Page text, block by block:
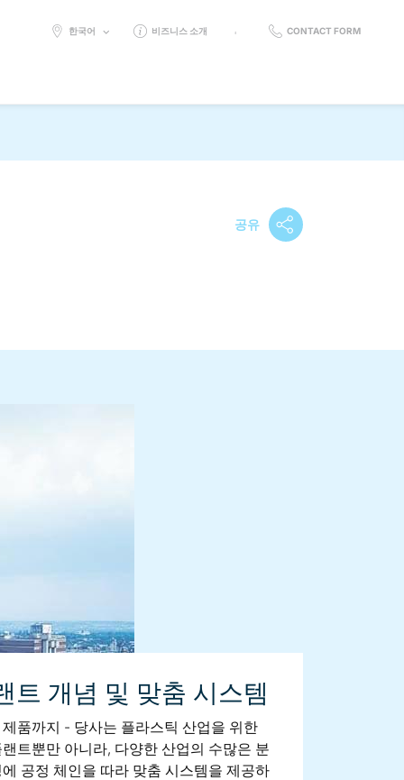
SELECT
한국어 비즈니스 소개 CONTACT FORM
공유
트 개념 및 맞춤 시스템
품까지 - 당사는 플라스틱 산업을 위한
트뿐만 아니라, 다양한 산업의 수많은 분
공정 체인을 따라 맞춤 시스템을 제공하